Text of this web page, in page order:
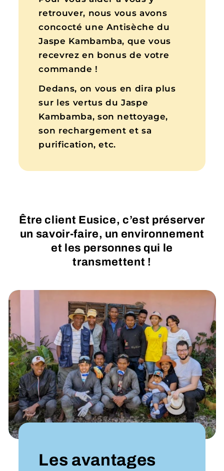
retrouver, nous vous avons
concocté une Antisèche du
Jaspe Kambamba, que vous
recevrez en bonus de votre
commande !
Dedans, on vous en dira plus
sur les vertus du Jaspe
Kambamba, son nettoyage,
son rechargement et sa
purification, etc.
Être client Eusice, c’est préserver
un savoir-faire, un environnement
et les personnes qui le
transmettent !
Les avantages